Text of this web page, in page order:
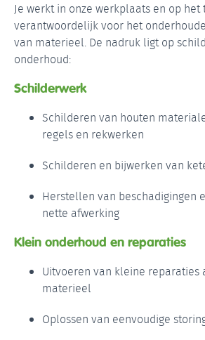
Je werkt in onze werkplaats en op
verantwoordelijk voor het
van materieel. De nadruk ligt op
onderhoud:
Schilderwerk
Schilderen van houten
regels en rekwerken
Schilderen en bijwerken van
Herstellen van beschadigingen
nette afwerking
Klein onderhoud en reparaties
Uitvoeren van kleine reparaties
materieel
Oplossen van eenvoudige